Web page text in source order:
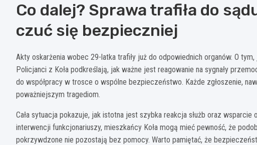
Co dalej? Sprawa trafiła do
czuć się bezpieczniej
Akty oskarżenia wobec 29-latka trafiły już do odpowiednich organów. O
Policjanci z Koła podkreślają, jak ważne jest reagowanie na sygnały
do współpracy w trosce o wspólne bezpieczeństwo. Każde zgłoszenie,
poważniejszym tragediom.
Cała sytuacja pokazuje, jak istotna jest szybka reakcja służb oraz
interwencji funkcjonariuszy, mieszkańcy Koła mogą mieć pewność, że
pokrzywdzone nie pozostają bez pomocy. Warto pamiętać, że